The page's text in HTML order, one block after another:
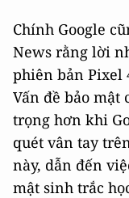
Chính Google
News rằng lời
phiên bản Pixel
Vấn đề bảo mật
trọng hơn khi
quét vân tay
này, dẫn đến
mật sinh trắc